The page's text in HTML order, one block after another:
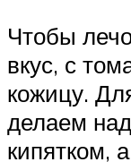
Чтобы
вкус, с
кожицу.
делаем
кипятком,